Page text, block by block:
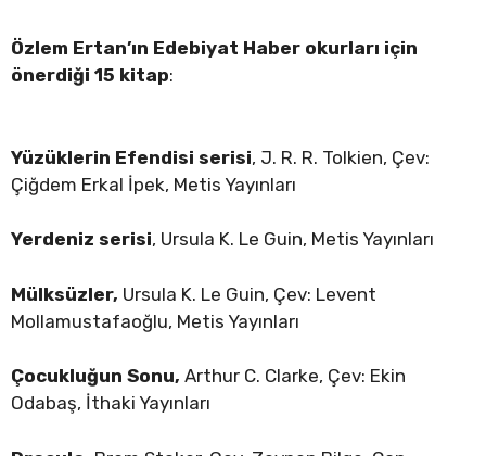
Özlem Ertan’ın Edebiyat Haber okurları için
önerdiği 15 kitap:
Yüzüklerin Efendisi serisi, J. R. R. Tolkien, Çev:
Çiğdem Erkal İpek, Metis Yayınları
Yerdeniz serisi, Ursula K. Le Guin, Metis Yayınları
Mülksüzler, Ursula K. Le Guin, Çev: Levent
Mollamustafaoğlu, Metis Yayınları
Çocukluğun Sonu, Arthur C. Clarke, Çev: Ekin
Odabaş, İthaki Yayınları